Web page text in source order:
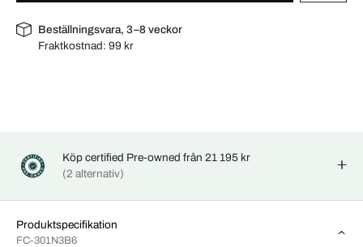
Beställningsvara, 3–8 veckor
Fraktkostnad:99 kr
Köp certified Pre-owned från 21 195 kr
(2 alternativ)
Produktspecifikation
FC-301N3B6